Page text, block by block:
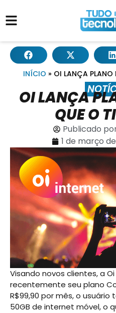
INÍCIO » OI LANÇA PLANO
OI LANÇA
QUE O
Publicado
1 de março de
Visando novos clientes, a
recentemente seu plano
R$99,90 por mês, o usuário
50GB de internet móvel, o